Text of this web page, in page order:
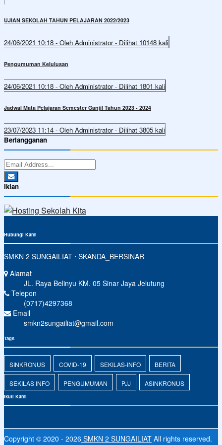
UJIAN SEKOLAH TAHUN PELAJARAN 2022/2023
24/06/2021 10:18 - Oleh Administrator - Dilihat 10148 kali
Pengumuman Kelulusan
24/06/2021 10:18 - Oleh Administrator - Dilihat 1801 kali
Jadwal Mata Pelajaran Semester Ganjil Tahun 2023 - 2024
23/07/2023 11:14 - Oleh Administrator - Dilihat 3805 kali
Berlangganan
Iklan
Hubungi Kami
SMKN 2 SUNGAILIAT ⋅ SKANDA_BERSINAR
Alamat
JL. Raya Belinyu KM. 05 Sinar Jaya Jelutung
Telepon
(0717)4297368
Email
smkn2sungailiat@gmail.com
Tags
SINKRONUS COVID-19 SEKILAS-INFO BERITA
SEKILAS INFO PENGUMUMAN PJJ ASINKRONUS
Ikuti Kami
Copyright © 2020 - 2026 SMKN 2 SUNGAILIAT All rights reserved.